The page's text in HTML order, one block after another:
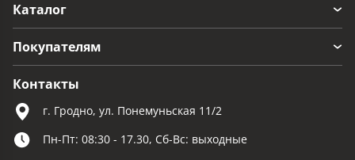
Каталог
Покупателям
Контакты
г. Гродно, ул. Понемуньская 11/2
Пн-Пт: 08:30 - 17.30, Сб-Вс: выходные